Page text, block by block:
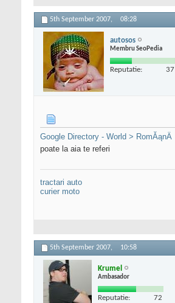
5th September 2007, 08:28
autosos
Membru SeoPedia
Reputatie: 37
Google Directory - World > RomĂąnÄ
poate la aia te referi
tractari auto
curier moto
5th September 2007, 10:58
Krumel
Ambasador
Reputatie: 72